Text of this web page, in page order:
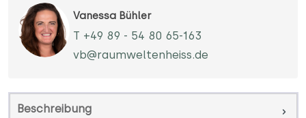
Vanessa Bühler
T +49 89 - 54 80 65-163
vb@raumweltenheiss.de
Beschreibung